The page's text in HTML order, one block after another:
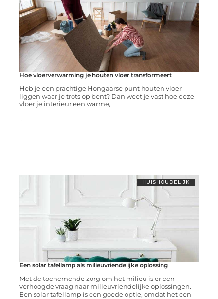
Hoe vloerverwarming je houten vloer transformeert
Heb je een prachtige Hongaarse punt houten vloer
liggen waar je trots op bent? Dan weet je vast hoe deze
vloer je interieur een warme,
...
HUISHOUDELIJK
Een solar tafellamp als milieuvriendelijke oplossing
Met de toenemende zorg om het milieu is er een
verhoogde vraag naar milieuvriendelijke oplossingen.
Een solar tafellamp is een goede optie, omdat het een